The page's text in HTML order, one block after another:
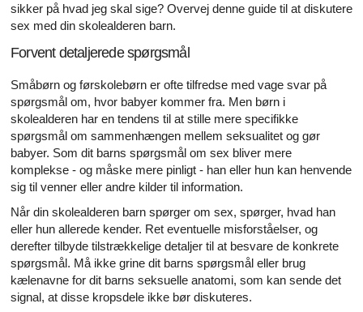
KVINDERS SUNDHED
sikker på hvad jeg skal sige? Overvej denne guide til at diskutere
sex med din skolealderen barn.
Forvent detaljerede spørgsmål
Småbørn og førskolebørn er ofte tilfredse med vage svar på
spørgsmål om, hvor babyer kommer fra. Men børn i
skolealderen har en tendens til at stille mere specifikke
spørgsmål om sammenhængen mellem seksualitet og gør
babyer. Som dit barns spørgsmål om sex bliver mere
komplekse - og måske mere pinligt - han eller hun kan henvende
sig til venner eller andre kilder til information.
Når din skolealderen barn spørger om sex, spørger, hvad han
eller hun allerede kender. Ret eventuelle misforståelser, og
derefter tilbyde tilstrækkelige detaljer til at besvare de konkrete
spørgsmål. Må ikke grine dit barns spørgsmål eller brug
kælenavne for dit barns seksuelle anatomi, som kan sende det
signal, at disse kropsdele ikke bør diskuteres.